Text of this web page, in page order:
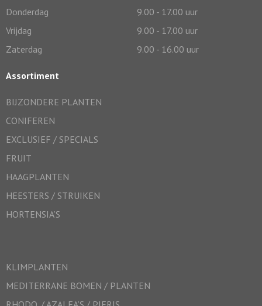
Donderdag
9.00 - 17.00 uur
Vrijdag
9.00 - 17.00 uur
Zaterdag
9.00 - 16.00 uur
Assortiment
BIJZONDERE PLANTEN
CONIFEREN
EXCLUSIEF / SPECIALS
FRUIT
HAAGPLANTEN
HEESTERS / STRUIKEN
HORTENSIA’S
KLIMPLANTEN
MEDITERRANE BOMEN / PLANTEN